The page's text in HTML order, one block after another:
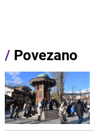
/ Povezano